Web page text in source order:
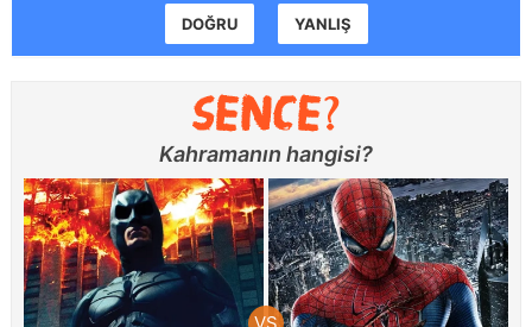
DOĞRU YANLIŞ
Kahramanın hangisi?